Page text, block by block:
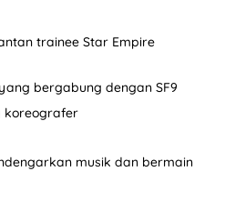
trainee Star Empire
bergabung dengan SF9
koreografer
musik dan bermain